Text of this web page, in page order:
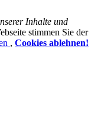
Inhalte und
stimmen Sie der
, Cookies ablehnen!